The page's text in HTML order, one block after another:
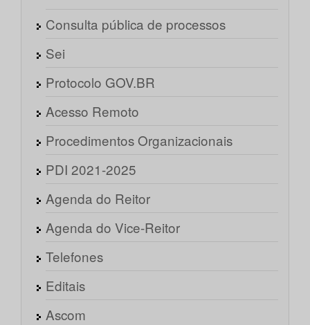
Consulta pública de processos
Sei
Protocolo GOV.BR
Acesso Remoto
Procedimentos Organizacionais
PDI 2021-2025
Agenda do Reitor
Agenda do Vice-Reitor
Telefones
Editais
Ascom